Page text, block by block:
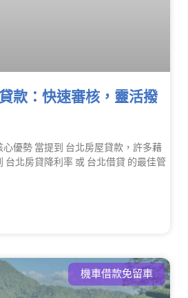
款：快速審核，靈活撥
優勢 當提到 台北房屋貸款，許多藉
台北房貸降利率 或 台北借貸 的最佳管
機車借款免留車